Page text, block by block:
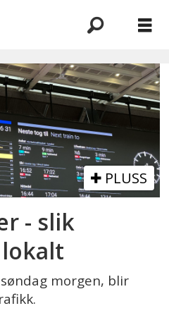
PLUSS
- slik
morgen, blir